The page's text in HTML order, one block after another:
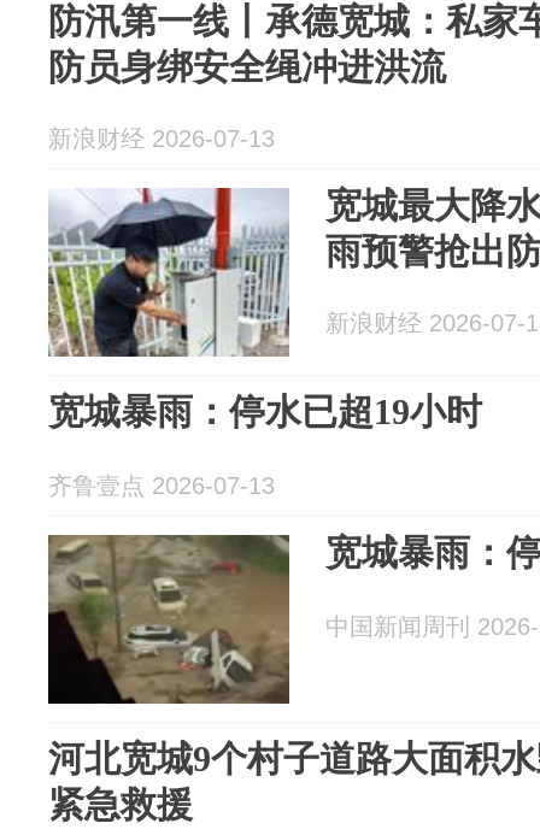
防汛第一线丨承德宽城：私家
防员身绑安全绳冲进洪流
新浪财经 2026-07-13
宽城最大降
雨预警抢出
新浪财经 2026-07-
宽城暴雨：停水已超19小时
齐鲁壹点 2026-07-13
宽城暴雨：
中国新闻周刊
河北宽城9个村子道路大面积
紧急救援